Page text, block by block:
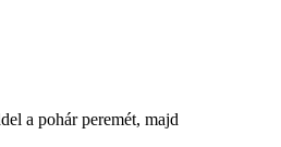
a pohár peremét, majd